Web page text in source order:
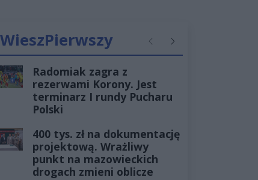
PoprzednieNastępne
Radomiak zagra z
rezerwami Korony. Jest
terminarz I rundy Pucharu
Polski
400 tys. zł na dokumentację
projektową. Wrażliwy
punkt na mazowieckich
drogach zmieni oblicze